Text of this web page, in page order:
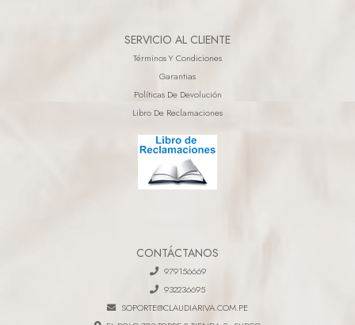
SERVICIO AL CLIENTE
Términos Y Condiciones
Garantias
Políticas De Devolución
Libro De Reclamaciones
CONTÁCTANOS
979156669
932236695
SOPORTE@CLAUDIARIVA.COM.PE